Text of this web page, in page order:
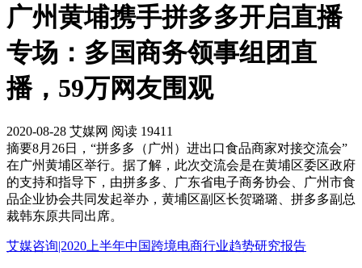
广州黄埔携手拼多多开启直播
专场：多国商务领事组团直
播，59万网友围观
2020-08-28 艾媒网 阅读 19411
摘要8月26日，“拼多多（广州）进出口食品商家对接交流会”
在广州黄埔区举行。据了解，此次交流会是在黄埔区委区政府
的支持和指导下，由拼多多、广东省电子商务协会、广州市食
品企业协会共同发起举办，黄埔区副区长贺璐璐、拼多多副总
裁韩东原共同出席。
艾媒咨询|2020上半年中国跨境电商行业趋势研究报告